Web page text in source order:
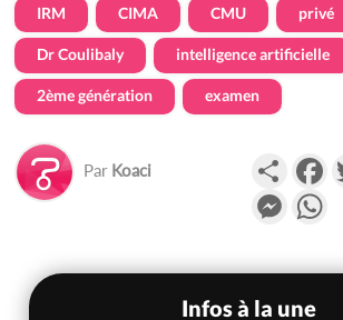
IRM CIMA CMU privé
Dr Coulibaly intelligence artificielle
2ème génération examen
Par Koaci
Infos à la une